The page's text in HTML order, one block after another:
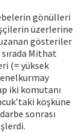
gönülleri
üzerlerine
gösteriler
Mithat
(= yüksek
iki komutanı
köşküne
sonrası